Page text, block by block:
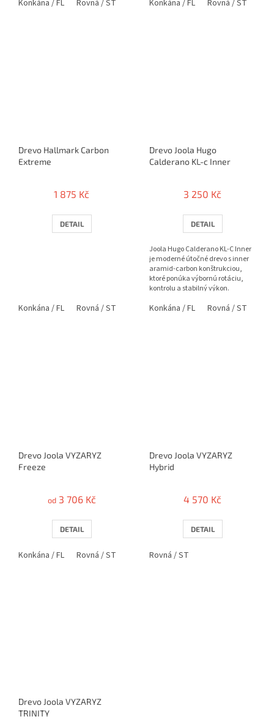
Konkána / FL Rovná / ST Anatomická / AN
Konkána / FL Rovná / ST
Drevo Hallmark Carbon
Extreme
1 875 Kč
DETAIL
Konkána / FL Rovná / ST Anatomická / AN
Drevo Joola Hugo
Calderano KL-c Inner
3 250 Kč
DETAIL
Joola Hugo Calderano KL-C Inner
je moderné útočné drevo s inner
aramid-carbon konštrukciou,
ktoré ponúka výbornú rotáciu,
kontrolu a stabilný výkon.
Konkána / FL Rovná / ST
Drevo Joola VYZARYZ
Freeze
od3 706 Kč
DETAIL
Konkána / FL Rovná / ST
Drevo Joola VYZARYZ
Hybrid
4 570 Kč
DETAIL
Rovná / ST
Drevo Joola VYZARYZ
TRINITY